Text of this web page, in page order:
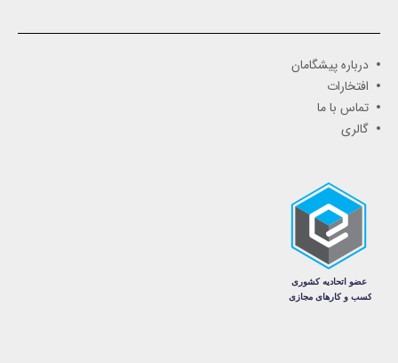
درباره پیشگامان
افتخارات
تماس با ما
گالری